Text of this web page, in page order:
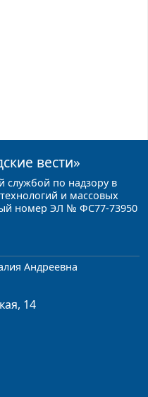
вести»
службой по надзору в
и массовых
номер ЭЛ № ФС77-73950
Андреевна
14